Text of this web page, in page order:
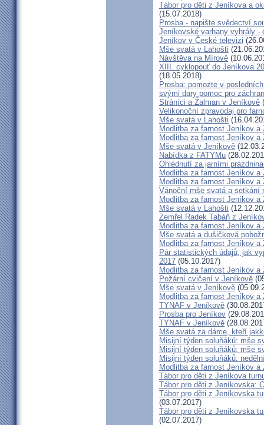
Tábor pro děti z Jeníkova a
(15.07.2018)
Prosba - napište svědectví
Jeníkovské varhany vyhrály -
Jeníkov v České televizi
Mše svatá v Lahošti
Návštěva na Mírově
XIII. cyklopouť do Jeníkova
(18.05.2018)
Prosba: pomozte v
svými dary pomoc pro
Stráníci a Žalman v Jeníkově
Velikonoční zpravodaj pro
Mše svatá v Lahošti
Modlitba za farnost Jeníkov a
Modlitba za farnost Jeníkov a
Mše svatá v Jeníkově
Nabídka z FATYMu
Ohlédnutí za jarními
Modlitba za farnost Jeníkov a
Modlitba za farnost Jeníkov a
Vánoční mše svatá a setkání
Modlitba za farnost Jeníkov a
Mše svatá v Lahošti
Zemřel Radek Tabáň z
Modlitba za farnost Jeníkov a
Mše svatá a dušičková
Modlitba za farnost Jeníkov a
Pár statistických údajů, jak
2017 (05.10.2017)
Modlitba za farnost Jeníkov a
Požární cvičení v Jeníkově
Mše svatá v Jeníkově
Modlitba za farnost Jeníkov a
TYNAF v Jeníkově
Prosba pro Jeníkov
TYNAF v Jeníkově
Mše svatá za dárce, kteří
Misijní týden soluňáků: mše
Misijní týden soluňáků: mše
Misijní týden soluňáků:
Modlitba za farnost Jeníkov a
Tábor pro děti z Jeníkova
Tábor pro děti z Jeníkovska:
Tábor pro děti z Jeníkovska
(03.07.2017)
Tábor pro děti z Jeníkovska
(02.07.2017)